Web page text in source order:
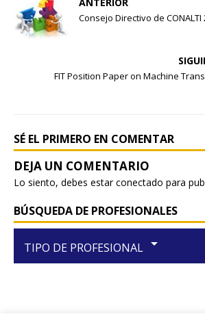
c
e
at
p
ar
Consejo Directivo de CONALTI
FIT Position Paper on Machine
SÉ EL PRIMERO EN COMENTAR
Lo siento, debes estarconectado para
BÚSQUEDA DE PROFESIONALES
TIPO DE PROFESIONAL arrow_drop_down